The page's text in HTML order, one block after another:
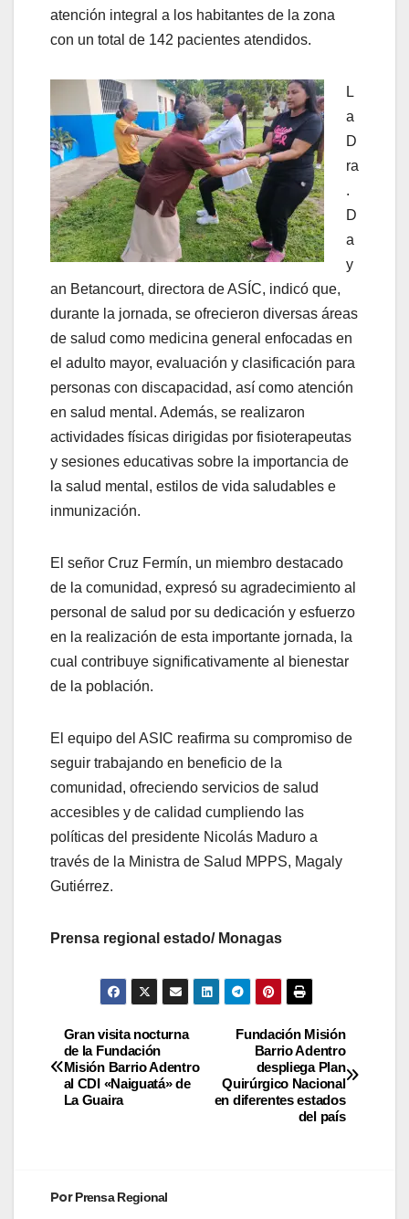
atención integral a los habitantes de la zona
con un total de 142 pacientes atendidos.
L
a
D
ra
.
D
a
y
an Betancourt, directora de ASÍC, indicó que,
durante la jornada, se ofrecieron diversas áreas
de salud como medicina general enfocadas en
el adulto mayor, evaluación y clasificación para
personas con discapacidad, así como atención
en salud mental. Además, se realizaron
actividades físicas dirigidas por fisioterapeutas
y sesiones educativas sobre la importancia de
la salud mental, estilos de vida saludables e
inmunización.
El señor Cruz Fermín, un miembro destacado
de la comunidad, expresó su agradecimiento al
personal de salud por su dedicación y esfuerzo
en la realización de esta importante jornada, la
cual contribuye significativamente al bienestar
de la población.
El equipo del ASIC reafirma su compromiso de
seguir trabajando en beneficio de la
comunidad, ofreciendo servicios de salud
accesibles y de calidad cumpliendo las
políticas del presidente Nicolás Maduro a
través de la Ministra de Salud MPPS, Magaly
Gutiérrez.
Prensa regional estado/ Monagas
Fundación Misión
Barrio Adentro
despliega Plan
Quirúrgico Nacional
en diferentes estados
del país
Gran visita nocturna
de la Fundación
Misión Barrio Adentro
al CDI «Naiguatá» de
La Guaira
PorPrensa Regional